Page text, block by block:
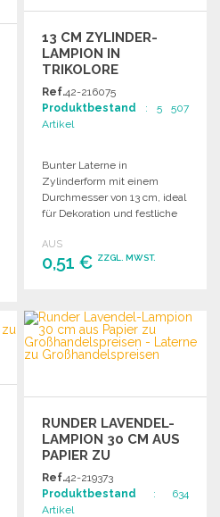
13 CM ZYLINDER-
LAMPION IN
TRIKOLORE
Ref.42-216075
Produktbestand : 5 507
Artikel
Bunter Laterne in
Zylinderform mit einem
Durchmesser von 13 cm, ideal
für Dekoration und festliche
AUS
0,51 € ZZGL. MWST.
Angebot anfordern
RUNDER LAVENDEL-
LAMPION 30 CM AUS
PAPIER ZU
GROSSHANDELSPREISEN
Ref.42-219373
Produktbestand : 634
Artikel